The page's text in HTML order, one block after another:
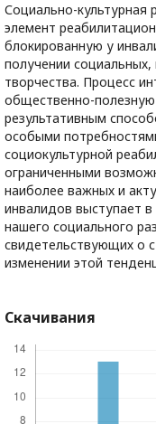
Социально-культурная
элемент
блокированную у
получении социальных,
творчества. Процесс
общественно-
результативным
особыми
социокультурной
ограниченными
наиболее важных и
инвалидов выступает
нашего социального
свидетельствующих о
изменении этой
Скачивания